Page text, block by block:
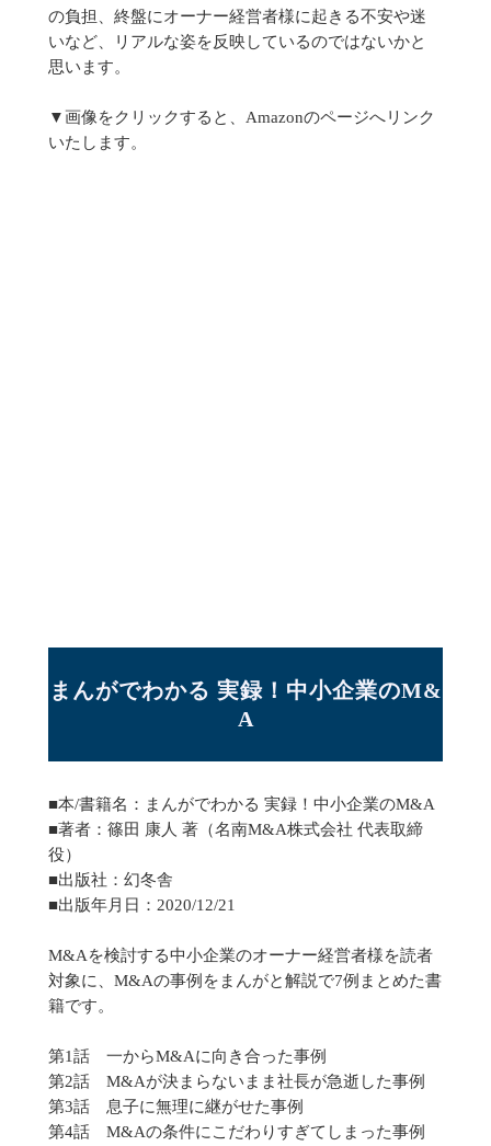
の負担、終盤にオーナー経営者様に起きる不安や迷
いなど、リアルな姿を反映しているのではないかと
思います。
▼画像をクリックすると、Amazonのページへリンク
いたします。
まんがでわかる 実録！中小企業のM&
A
■本/書籍名：まんがでわかる 実録！中小企業のM&A
■著者：篠田 康人 著（名南M&A株式会社 代表取締
役）
■出版社：幻冬舎
■出版年月日：2020/12/21
M&Aを検討する中小企業のオーナー経営者様を読者
対象に、M&Aの事例をまんがと解説で7例まとめた書
籍です。
第1話 一からM&Aに向き合った事例
第2話 M&Aが決まらないまま社長が急逝した事例
第3話 息子に無理に継がせた事例
第4話 M&Aの条件にこだわりすぎてしまった事例